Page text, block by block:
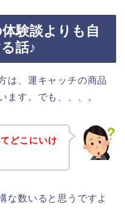
験談よりも自
話♪
は、運キャッチの商品
ます。でも、、、。
どこにいけ
な数いると思うですよ